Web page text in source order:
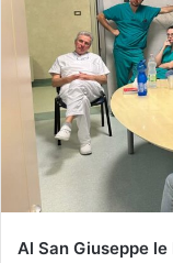
Al San Giuseppe